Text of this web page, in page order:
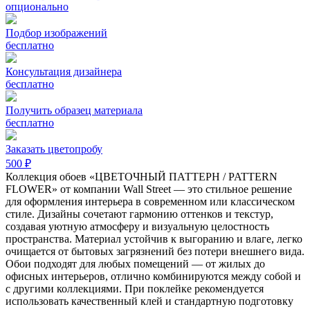
опционально
Подбор изображений
бесплатно
Консультация дизайнера
бесплатно
Получить образец материала
бесплатно
Заказать цветопробу
500 ₽
Коллекция обоев «ЦВЕТОЧНЫЙ ПАТТЕРН / PATTERN
FLOWER» от компании Wall Street — это стильное решение
для оформления интерьера в современном или классическом
стиле. Дизайны сочетают гармонию оттенков и текстур,
создавая уютную атмосферу и визуальную целостность
пространства. Материал устойчив к выгоранию и влаге, легко
очищается от бытовых загрязнений без потери внешнего вида.
Обои подходят для любых помещений — от жилых до
офисных интерьеров, отлично комбинируются между собой и
с другими коллекциями. При поклейке рекомендуется
использовать качественный клей и стандартную подготовку